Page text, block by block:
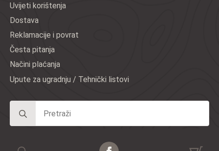
Uvijeti korištenja
Dostava
Reklamacije i povrat
Česta pitanja
Načini plaćanja
Upute za ugradnju / Tehnički listovi
for: